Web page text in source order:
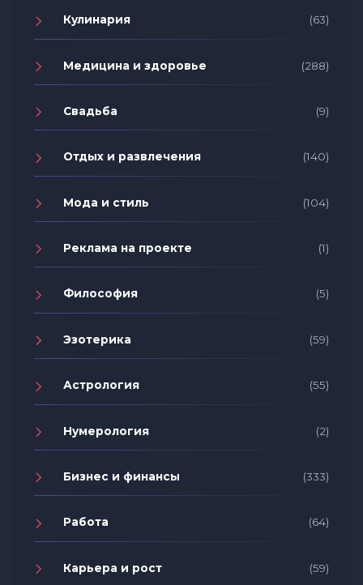
Кулинария (63)
Медицина и здоровье (288)
Свадьба (9)
Отдых и развлечения (140)
Мода и стиль (104)
Реклама на проекте (1)
Философия (5)
Эзотерика (59)
Астрология (55)
Нумерология (2)
Бизнес и финансы (333)
Работа (64)
Карьера и рост (59)